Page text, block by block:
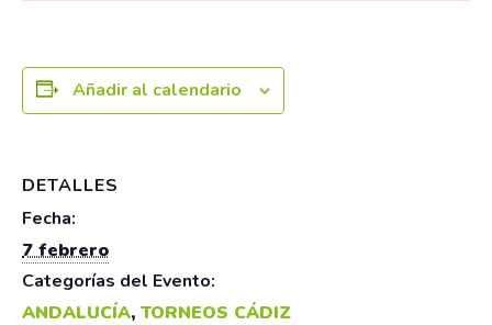
Añadir al calendario
DETALLES
Fecha:
7 febrero
Categorías del Evento:
ANDALUCÍA, TORNEOS CÁDIZ